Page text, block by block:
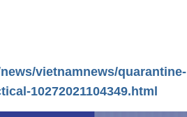
vietnamnews/quarantine-
10272021104349.html